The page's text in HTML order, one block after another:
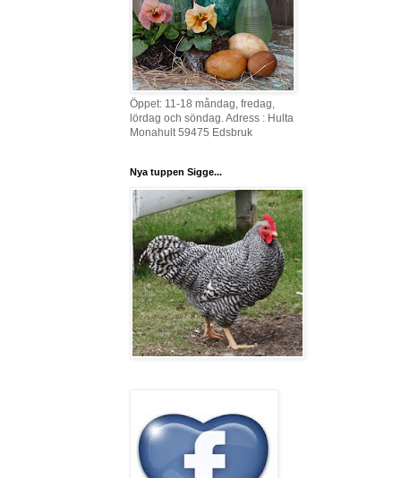
Öppet: 11-18 måndag, fredag,
lördag och söndag. Adress : Hulta
Monahult 59475 Edsbruk
Nya tuppen Sigge...